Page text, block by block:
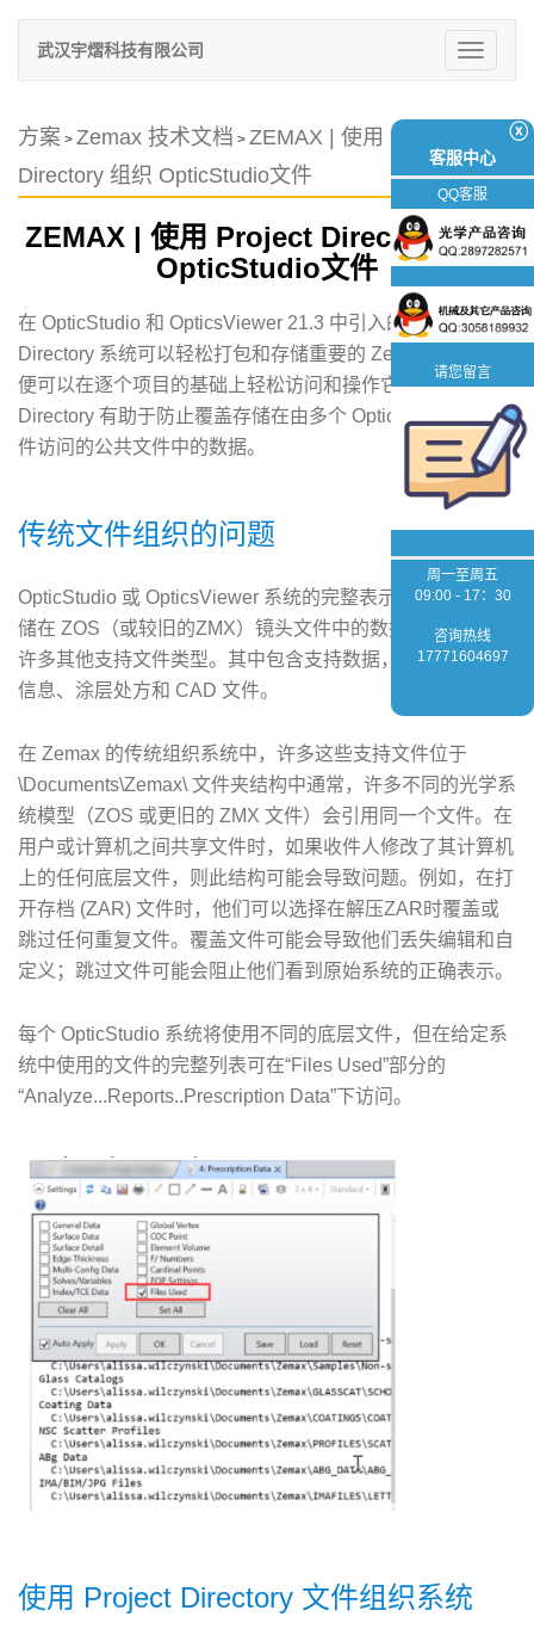
切
换
武汉宇熠科技有限公司
方案 > Zemax 技术文档 > ZEMAX | 使用 Project
Directory 组织 OpticStudio文件
ZEMAX | 使用 Project Directory 组织
OpticStudio文件
在 OpticStudio 和 OpticsViewer 21.3 中引入的 Project
Directory 系统可以轻松打包和存储重要的 Zemax 文件，以
便可以在逐个项目的基础上轻松访问和操作它们。Project
Directory 有助于防止覆盖存储在由多个 OpticStudio 设计文
件访问的公共文件中的数据。
传统文件组织的问题
OpticStudio 或 OpticsViewer 系统的完整表示不仅依赖于存
储在 ZOS（或较旧的ZMX）镜头文件中的数据，还依赖于
许多其他支持文件类型。其中包含支持数据，例如光学材料
信息、涂层处方和 CAD 文件。
在 Zemax 的传统组织系统中，许多这些支持文件位于
\Documents\Zemax\ 文件夹结构中通常，许多不同的光学系
统模型（ZOS 或更旧的 ZMX 文件）会引用同一个文件。在
用户或计算机之间共享文件时，如果收件人修改了其计算机
上的任何底层文件，则此结构可能会导致问题。例如，在打
开存档 (ZAR) 文件时，他们可以选择在解压ZAR时覆盖或
跳过任何重复文件。覆盖文件可能会导致他们丢失编辑和自
定义；跳过文件可能会阻止他们看到原始系统的正确表示。
每个 OpticStudio 系统将使用不同的底层文件，但在给定系
统中使用的文件的完整列表可在“Files Used”部分的
“Analyze...Reports..Prescription Data”下访问。
使用 Project Directory 文件组织系统
ⓧ
客服中心
QQ客服
请您留言
周一至周五
09:00 - 17：30
咨询热线
17771604697